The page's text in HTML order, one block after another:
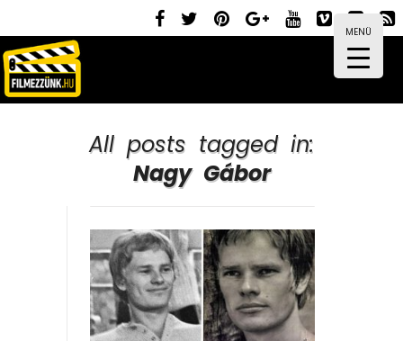
MENÜ
All posts tagged in:
Nagy Gábor